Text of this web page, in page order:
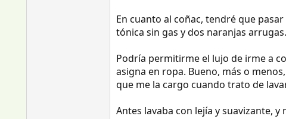
En cuanto al coñac, tendré que
tónica sin gas y dos naranjas
Podría permitirme el lujo de irme a
asigna en ropa. Bueno, más o
que me la cargo cuando trato de
Antes lavaba con lejía y suavizante,